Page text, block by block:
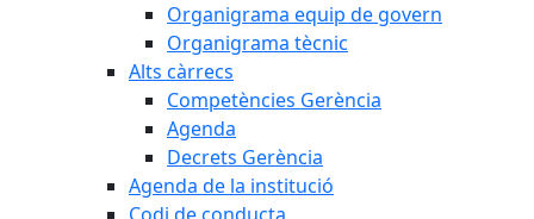
Organigrama equip de govern
Organigrama tècnic
Alts càrrecs
Competències Gerència
Agenda
Decrets Gerència
Agenda de la institució